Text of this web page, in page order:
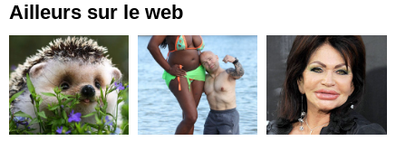
Ailleurs sur le web